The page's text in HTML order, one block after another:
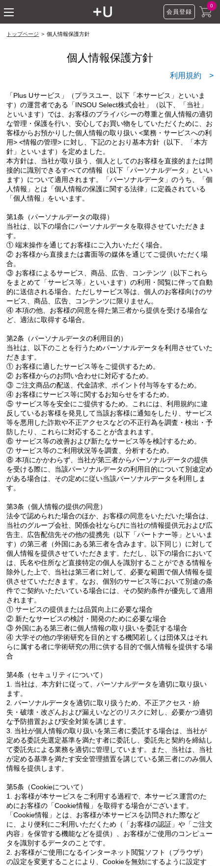
toggle navigation
ショッピングモー
会員登録
0
トップページ 個人情報保護方針
個人情報保護方針
利用規約 >
「Plus Uサービス」（プラスユー、以下「本サービス」といいま
す）の運営者である「INSOU Select株式会社」（以下、「当社」
といいます）では、お客様のプライバシーの尊重と個人情報の適切
な管理・保護を行い、安心してお買い物をしていただくために、お
客様からお預かりした個人情報の取り扱い <業務・サービスへの利
用> <情報の管理> に対し、下記のとおり基本方針（以下、「本方
針」といいます）を定めました。
本方針は、当社が取り扱う、個人としてのお客様を直接的または間
接的に識別できるすべての情報（以下「パーソナルデータ」といい
ます）について適用されます。「パーソナルデータ」のうち、「個
人情報」とは「個人情報の保護に関する法律」に定義されている
「個人情報」をいいます。
第1条（パーソナルデータの取得）
当社は、以下の場合にパーソナルデータを取得させていただきま
す。
① 端末操作を通じてお客様にご入力いただく場合。
② お客様から直接または書面等の媒体を通じてご提供いただく場
合。
③ お客様によるサービス、商品、広告、コンテンツ（以下これら
をまとめて「サービス等」といいます）の利用・閲覧に伴って自動
的に送信される場合。ただしサービス等は、個人のお客様向けのサ
ービス、商品、広告、コンテンツに限りません。
④ 本項の他、お客様の同意を得た第三者から提供を受ける場合な
ど、適法に取得する場合。
第2条（パーソナルデータの利用目的）
当社は、以下のことを行うためパーソナルデータを利用させていた
だきます。
① お客様に適したサービス等をご提供するため。
② お客様からのお問い合わせに対応するため。
③ ご注文商品の配送、代金請求、ポイント付与等をするため。
④ お客様にサービス等に関するお知らせをするため。
⑤ サービス等を安全にご提供するため。これには、利用規約に違
反しているお客様を発見して当該お客様に通知をしたり、サービス
等を悪用した詐欺や不正アクセスなどの不正行為を調査・検出・予
防したり、これらに対応することが含まれます。
⑥ サービス等の改善および新たなサービス等を検討するため。
⑦ サービス等のご利用状況等を調査、分析するため。
⑧ 本項にかかわらず、当社が第三者からパーソナルデータの提供
を受ける際に、当該パーソナルデータの利用目的について別途定め
がある場合は、その定めに従い当該パーソナルデータを利用しま
す。
第3条（個人情報の提供の同意）
法令で認められた場合のほか、お客様の同意をいただいた場合は、
当社のグループ会社、関係会社ならびに当社の情報提供元および広
告主、広告配信先その他の提携先（以下「パートナー等」といいま
す）の第三者（外国にある第三者を含みます。以下同じ）に対して
個人情報を提供させていただきます。ただし、以下の場合において
は、氏名や住所など直接特定の個人を識別することができる情報を
除外した上で、当社は第三者に対して、必要な範囲で個人情報を提
供させていただきます。なお、個別のサービス等において別途の条
件でご契約いただいている場合には、その契約条件が優先して適用
されます。
① サービスの提供または品質向上に必要な場合
② 新たなサービスの検討・開発のために必要な場合
③ 外国にある第三者に個人情報の取り扱いを委託する場合
④ 大学その他の学術研究を目的とする機関若しくは団体又はそれ
らに属する者に学術研究の用に供する目的で個人情報を提供する場
合
第4条（セキュリティについて）
1. 当社は、本方針に従って、パーソナルデータを適切に取り扱い
ます。
2. パーソナルデータを適切に取り扱うため、不正アクセス・紛
失・破壊・改ざんおよび漏えいなどのリスクに対し、必要かつ適切
な予防措置および安全対策を講じます。
3. 当社が個人情報の取り扱いを第三者に委託する場合は、当社が
定める委託先選定基準を満たす者に委託し、委託先と契約を締結し
て委託先による業務を適切に管理しています。また、当社は、当社
が定める基準を満たす安全管理措置を講じている第三者にのみ個人
情報を提供します。
第5条（Cookieについて）
1. お客様が本サービスをご利用する過程で、本サービス運営のた
めにお客様の「Cookie情報」を取得する場合がございます。
「Cookie情報」とは、お客様が本サービスを訪問された際など
に、より便利にご利用いただくため（「お客様の認証」や「ご注文
内容」を保管する機能などを提供）、お客様がご使用のコンピュー
タを識別するデータのことです。
2. お客様がご使用になるインターネット閲覧ソフト（ブラウザ）
の設定を変更することにより、Cookieを無効にするように設定す